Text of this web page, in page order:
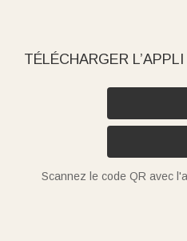
TÉLÉCHARGER
Scannez le code QR avec